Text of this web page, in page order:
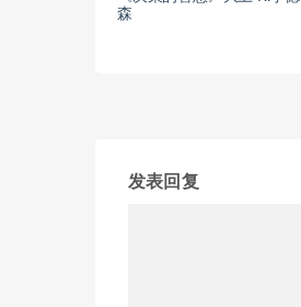
森
发表回复